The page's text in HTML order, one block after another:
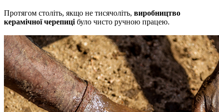
Протягом століть, якщо не тисячоліть, виробництво
керамічної черепиці було чисто ручною працею.